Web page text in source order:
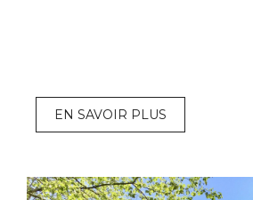
EN SAVOIR PLUS